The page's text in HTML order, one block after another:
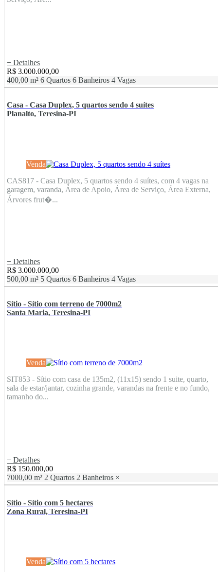
+ Detalhes
R$ 3.000.000,00
400,00 m² 6 Quartos 6 Banheiros 4 Vagas
Casa - Casa Duplex, 5 quartos sendo 4 suítes
Planalto, Teresina-PI
Venda
CAS817 - Casa Duplex, 5 quartos sendo 4 suítes, com 4 vagas na
garagem, varanda, Área de Apoio, Área de Serviço, Área Externa,
Árvores frut�...
+ Detalhes
R$ 3.000.000,00
500,00 m² 5 Quartos 6 Banheiros 4 Vagas
Sítio - Sítio com terreno de 7000m2
Santa Maria, Teresina-PI
Venda
SIT853 - Sítio com casa de 135m2, (11x15) sendo 1 suite, quarto,
sala de estar/jantar, cozinha grande, varandas na frente e no fundo,
tamanho do...
+ Detalhes
R$ 150.000,00
7000,00 m² 2 Quartos 2 Banheiros ×
Sítio - Sítio com 5 hectares
Zona Rural, Teresina-PI
Venda